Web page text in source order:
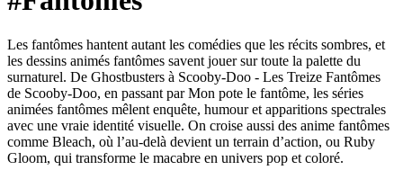
Les fantômes hantent autant les comédies que les récits sombres, et
les dessins animés fantômes savent jouer sur toute la palette du
surnaturel. De Ghostbusters à Scooby-Doo - Les Treize Fantômes
de Scooby-Doo, en passant par Mon pote le fantôme, les séries
animées fantômes mêlent enquête, humour et apparitions spectrales
avec une vraie identité visuelle. On croise aussi des anime fantômes
comme Bleach, où l’au-delà devient un terrain d’action, ou Ruby
Gloom, qui transforme le macabre en univers pop et coloré.